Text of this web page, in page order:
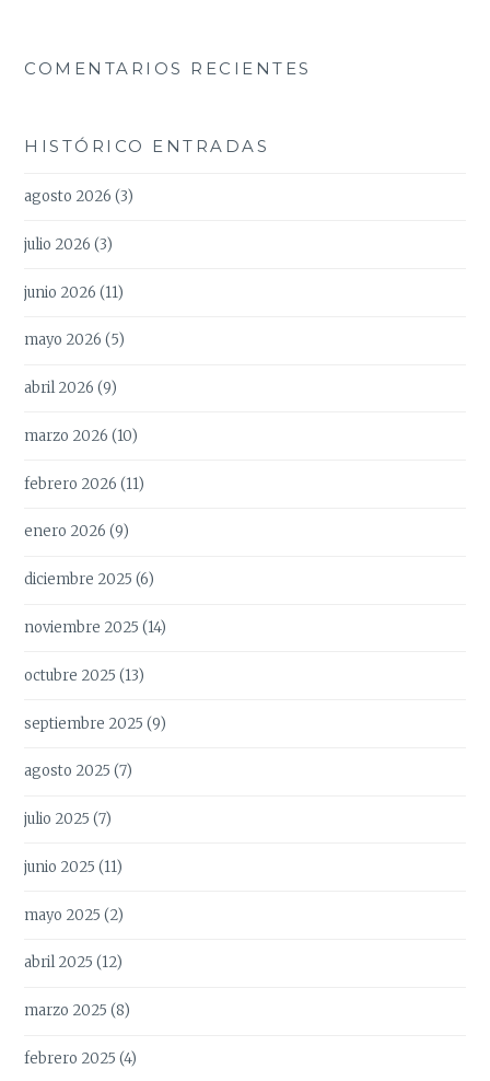
COMENTARIOS RECIENTES
HISTÓRICO ENTRADAS
agosto 2026 (3)
julio 2026 (3)
junio 2026 (11)
mayo 2026 (5)
abril 2026 (9)
marzo 2026 (10)
febrero 2026 (11)
enero 2026 (9)
diciembre 2025 (6)
noviembre 2025 (14)
octubre 2025 (13)
septiembre 2025 (9)
agosto 2025 (7)
julio 2025 (7)
junio 2025 (11)
mayo 2025 (2)
abril 2025 (12)
marzo 2025 (8)
febrero 2025 (4)